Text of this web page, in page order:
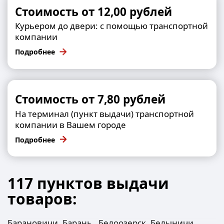
Стоимость от 12,00 рублей
Курьером до двери: с помощью транспортной
компании
Подробнее
Стоимость от 7,80 рублей
На терминал (пункт выдачи) транспортной
компании в Вашем городе
Подробнее
117 пунктов выдачи
товаров: